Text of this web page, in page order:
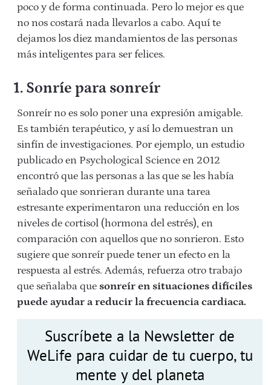
poco y de forma continuada. Pero lo mejor es que
no nos costará nada llevarlos a cabo. Aquí te
dejamos los diez mandamientos de las personas
más inteligentes para ser felices.
1. Sonríe para sonreír
Sonreír no es solo poner una expresión amigable.
Es también terapéutico, y así lo demuestran un
sinfín de investigaciones. Por ejemplo, un estudio
publicado en Psychological Science en 2012
encontró que las personas a las que se les había
señalado que sonrieran durante una tarea
estresante experimentaron una reducción en los
niveles de cortisol (hormona del estrés), en
comparación con aquellos que no sonrieron. Esto
sugiere que sonreír puede tener un efecto en la
respuesta al estrés. Además, refuerza otro trabajo
que señalaba que sonreír en situaciones difíciles
puede ayudar a reducir la frecuencia cardiaca.
Suscríbete a la Newsletter de
WeLife para cuidar de tu cuerpo, tu
mente y del planeta